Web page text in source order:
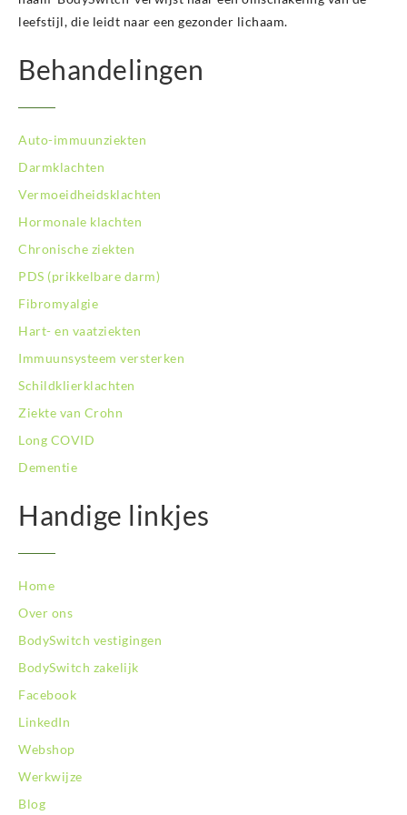
BodySwitch Leeuwarden
BodySwitch Leiden
BodySwitch Maastricht
BodySwitch Nijmegen
BodySwitch Oss
BodySwitch Rotterdam-Centrum
BodySwitch Rotterdam-Kralingen
BodySwitch Rotterdam-Oost
BodySwitch Tiel
BodySwitch Tilburg
BodySwitch Utrecht
BodySwitch Vlaardingen
BodySwitch Wageningen
BodySwitch Zaandam
BodySwitch Zeist
BodySwitch Zoetermeer
BodySwitch Zwolle
leefstijl, die leidt naar een gezonder lichaam.
Behandelingen
Auto-immuunziekten
Darmklachten
Vermoeidheidsklachten
Hormonale klachten
Chronische ziekten
PDS (prikkelbare darm)
Fibromyalgie
Hart- en vaatziekten
Immuunsysteem versterken
Schildklierklachten
Ziekte van Crohn
Long COVID
Dementie
Handige linkjes
Home
Over ons
BodySwitch vestigingen
BodySwitch zakelijk
Facebook
LinkedIn
Webshop
Werkwijze
Blog